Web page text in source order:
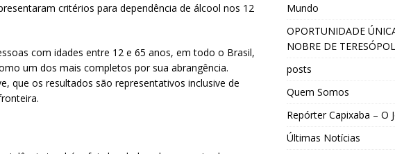
critérios para dependência de álcool nos 12
com idades entre 12 e 65 anos, em todo o Brasil,
um dos mais completos por sua abrangência.
que os resultados são representativos inclusive de
Mundo
OPORTUNIDADE
NOBRE DE
posts
Quem Somos
Repórter Capixaba – O
Últimas Notícias